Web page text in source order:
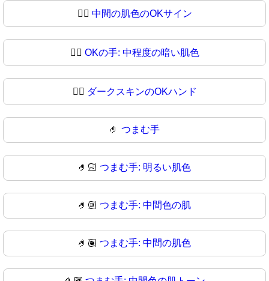
👌🏽 中間の肌色のOKサイン
👌🏾 OKの手: 中程度の暗い肌色
👌🏿 ダークスキンのOKハンド
🤌 つまむ手
🤌🏻 つまむ手: 明るい肌色
🤌🏼 つまむ手: 中間色の肌
🤌🏽 つまむ手: 中間の肌色